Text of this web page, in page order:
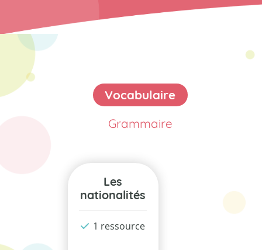
Vocabulaire
Grammaire
Les
nationalités
1 ressource